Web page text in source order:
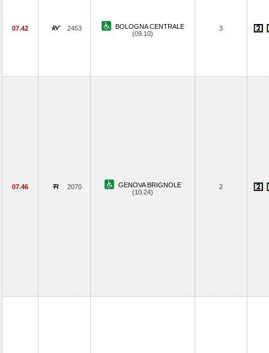
07.42 2453
BOLOGNA CENTRALE
(09.10)
3
07.46 2070
GENOVA BRIGNOLE
(10.24)
2